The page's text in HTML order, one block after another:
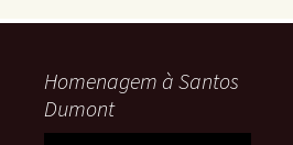
Homenagem à Santos
Dumont